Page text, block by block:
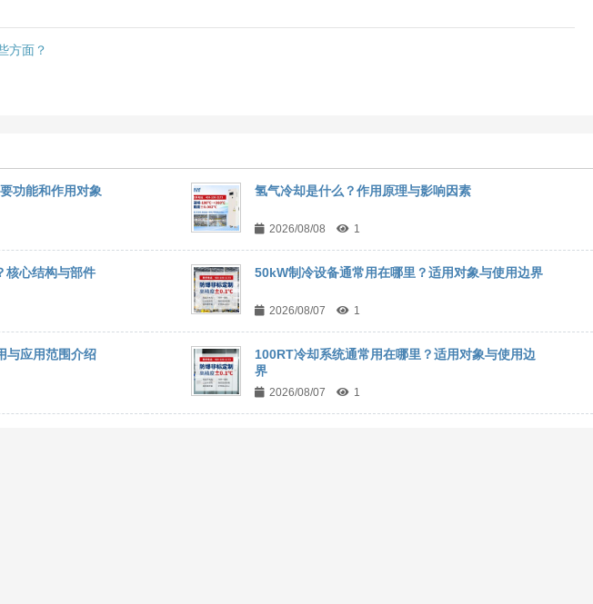
方面？
功能和作用对象
氢气冷却是什么？作用原理与影响因素
2026/08/08 1
核心结构与部件
50kW制冷设备通常用在哪里？适用对象与使用边界
2026/08/07 1
与应用范围介绍
100RT冷却系统通常用在哪里？适用对象与使用边
界
2026/08/07 1